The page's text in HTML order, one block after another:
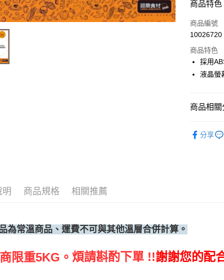
付款方式
信用卡一
運送方式
每筆
每筆
商品特色
商品編號
10026720
商品特色
採用
液晶螢
商品相關
分享
明 商品規格 相關推薦
為常溫商品、運費不可與其他溫層合併計算。
限重5KG。 煩請斟酌下單 !!謝謝您的配